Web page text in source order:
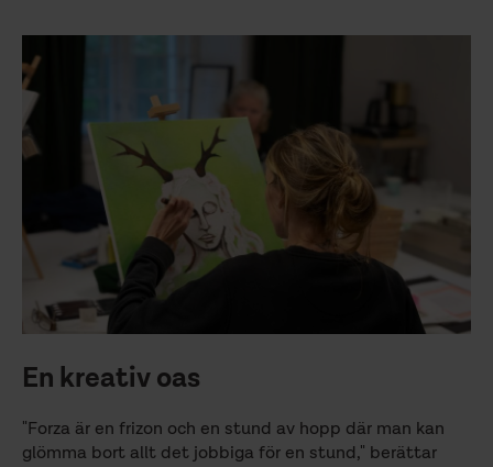
En kreativ oas
"Forza är en frizon och en stund av hopp där man kan
glömma bort allt det jobbiga för en stund," berättar